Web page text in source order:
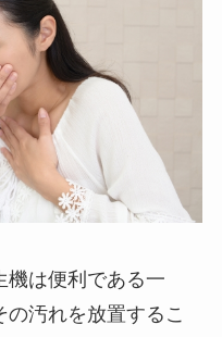
機は便利である一
汚れを放置するこ